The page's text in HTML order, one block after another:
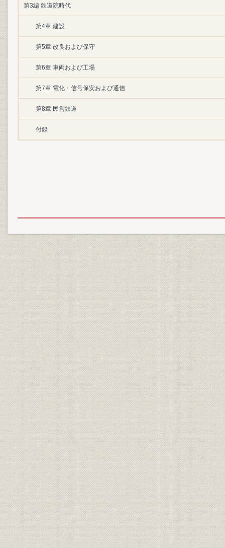
第3編 鉄道院時代
第4章 建設
第5章 改良および保守
第6章 車両および工場
第7章 電化・信号保安および通信
第8章 民営鉄道
付録